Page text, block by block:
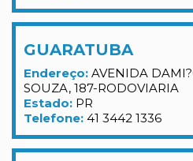
GUARATUBA
Endereço: AVENIDA
SOUZA, 187-RODOVIARIA
Estado: PR
Telefone: 41 3442 1336